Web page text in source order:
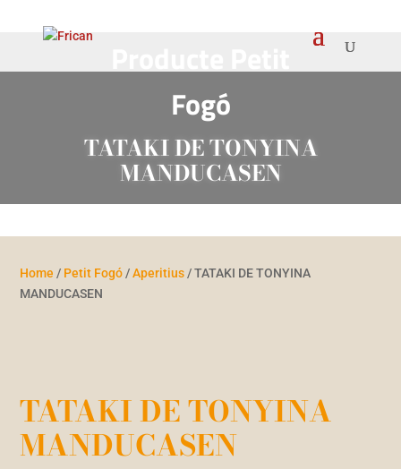
Fogó
TATAKI DE TONYINA
MANDUCASEN
Home / Petit Fogó /Aperitius / TATAKI DE TONYINA
MANDUCASEN
TATAKI DE TONYINA
MANDUCASEN